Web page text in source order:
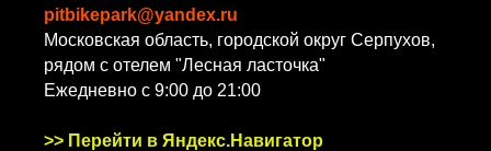
pitbikepark@yandex.ru
Московская область, городской округ Серпухов,
рядом с отелем "Лесная ласточка"
Ежедневно с 9:00 до 21:00
>> Перейти в Яндекс.Навигатор